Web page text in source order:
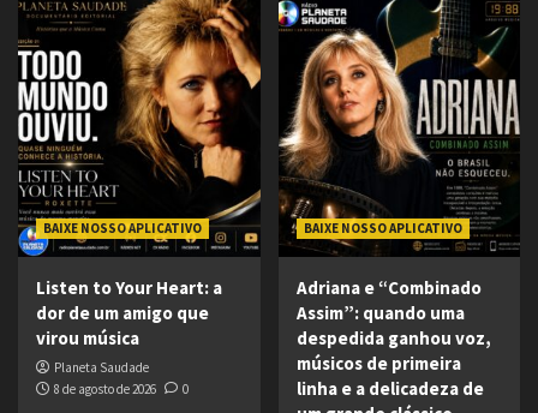
BAIXE NOSSO APLICATIVO
Listen to Your Heart: a
dor de um amigo que
virou música
Planeta Saudade
8 de agosto de 2026
0
BAIXE NOSSO APLICATIVO
Adriana e “Combinado
Assim”: quando uma
despedida ganhou voz,
músicos de primeira
linha e a delicadeza de